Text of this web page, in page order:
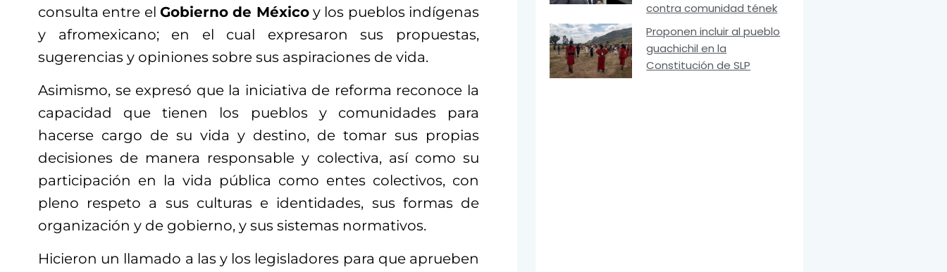
consulta entre el Gobierno de Méxicoy los pueblos indígenas
y afromexicano; en el cual expresaron sus propuestas,
sugerencias y opiniones sobre sus aspiraciones de vida.
Asimismo, se expresó que la iniciativa de reforma reconoce la
capacidad que tienen los pueblos y comunidades para
hacerse cargo de su vida y destino, de tomar sus propias
decisiones de manera responsable y colectiva, así como su
participación en la vida pública como entes colectivos, con
pleno respeto a sus culturas e identidades, sus formas de
organización y de gobierno, y sus sistemas normativos.
Hicieron un llamado a las y los legisladores para que aprueben
contra comunidad tének
Proponen incluir al pueblo
guachichil en la
Constitución de SLP